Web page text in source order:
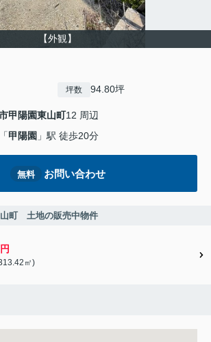
【外観】
坪数 94.80坪
甲陽園東山町12 周辺
「甲陽園 」駅 徒歩20分
無料 お問い合わせ
町 土地の販売中物件
㎡)